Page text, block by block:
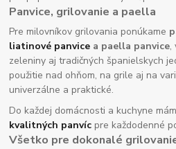
Panvice, grilovanie a paella
Pre milovníkov grilovania ponúkame
liatinové panvice a paella panvice,
zeleniny aj tradičných španielskych
použitie nad ohňom, na grile aj na
univerzálne a praktické.
Do každej domácnosti a kuchyne
kvalitných panvíc pre každodenné
Všetko pre dokonalé